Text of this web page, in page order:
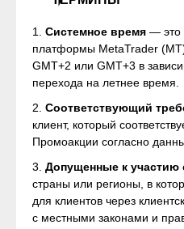
1. Системное время — это
платформы MetaTrader
GMT+2 или GMT+3 в
перехода на летнее время.
2. Соответствующий
клиент, который
Промоакции согласно
3. Допущенные к участию
страны или регионы, в
для клиентов через
с местными законами и